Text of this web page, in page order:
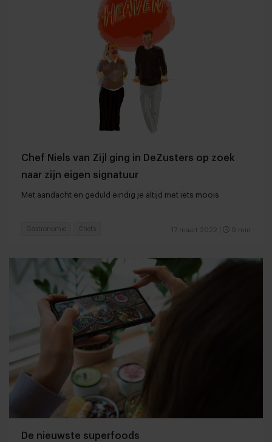
Chef Niels van Zijl ging in DeZusters op zoek
naar zijn eigen signatuur
Met aandacht en geduld eindig je altijd met iets moois
17 maart 2022 9 min
Gastronomie Chefs
De nieuwste superfoods